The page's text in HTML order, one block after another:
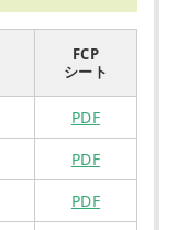
FCP
シート
PDF
PDF
PDF